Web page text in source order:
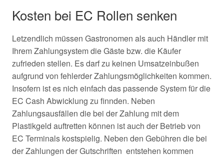
Kosten bei EC Rollen senken
Letzendlich müssen Gastronomen als auch Händler mit
Ihrem Zahlungsystem die Gäste bzw. die Käufer
zufrieden stellen. Es darf zu keinen Umsatzeinbußen
aufgrund von fehlerder Zahlungsmöglichkeiten kommen.
Insofern ist es nich einfach das passende System für die
EC Cash Abwicklung zu finnden. Neben
Zahlungsausfällen die bei der Zahlung mit dem
Plastikgeld auftretten können ist auch der Betrieb von
EC Terminals kostspielig. Neben den Gebühren die bei
der Zahlungen der Gutschriften entstehen kommen